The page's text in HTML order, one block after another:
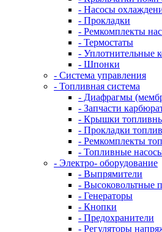
- Насосы
- Прокладки
- Ремкомплекты
- Термостаты
- Уплотнительные
- Шпонки
- Система управления
- Топливная система
- Диафрагмы
- Запчасти
- Крышки
- Прокладки
- Ремкомплекты
- Топливные
- Электро- оборудование
- Выпрямители
- Высоковольтные
- Генераторы
- Кнопки
- Предохранители
- Регуляторы